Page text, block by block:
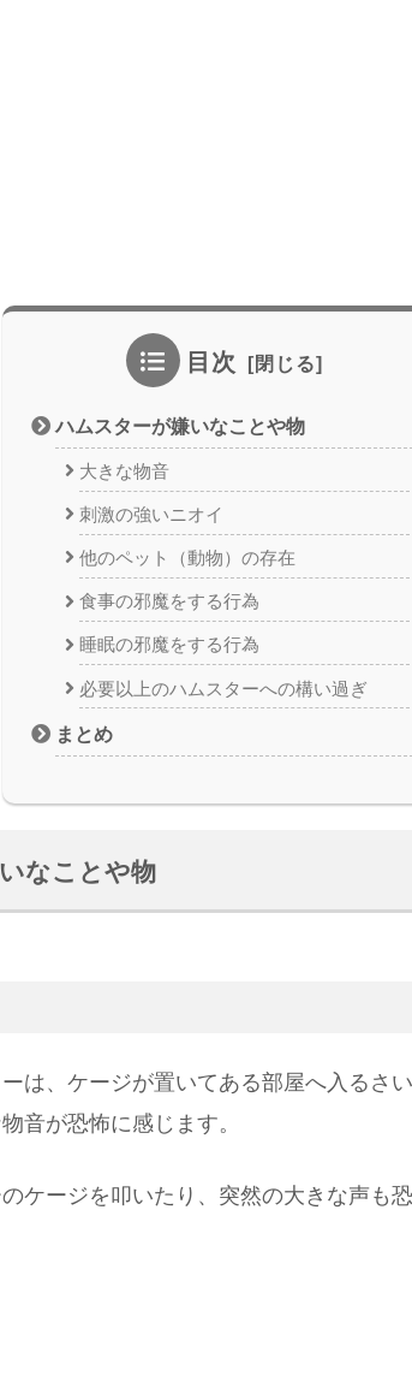
目次
ハムスターが嫌いなことや物
大きな物音
刺激の強いニオイ
他のペット（動物）の存在
食事の邪魔をする行為
睡眠の邪魔をする行為
必要以上のハムスターへの構い過ぎ
まとめ
なことや物
は、ケージが置いてある部屋へ入るさ
音が恐怖に感じます。
ケージを叩いたり、突然の大きな声も